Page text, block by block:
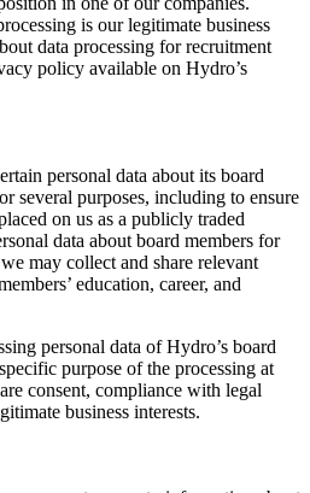
is our legitimate business
data processing for recruitment
policy available on Hydro’s
personal data about its board
several purposes, including to ensure
on us as a publicly traded
data about board members for
may collect and share relevant
education, career, and
personal data of Hydro’s board
purpose of the processing at
consent, compliance with legal
business interests.